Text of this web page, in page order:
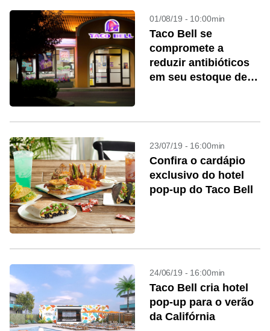
01/08/19 - 10:00min
Taco Bell se
compromete a
reduzir antibióticos
em seu estoque de
23/07/19 - 16:00min
Confira o cardápio
exclusivo do hotel
pop-up do Taco Bell
24/06/19 - 16:00min
Taco Bell cria hotel
pop-up para o verão
da Califórnia